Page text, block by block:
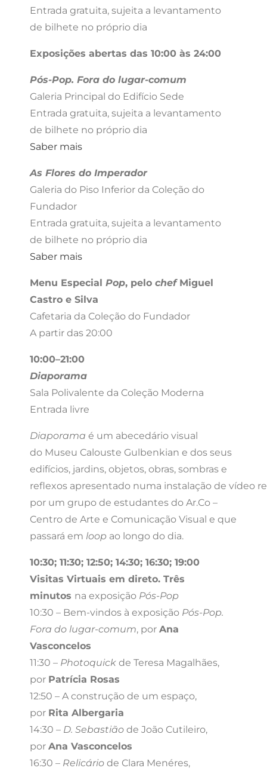
Entrada gratuita, sujeita a levantamento
de bilhete no próprio dia
Exposições abertas das 10:00 às 24:00
Pós-Pop. Fora do lugar-comum
Galeria Principal do Edifício Sede
Entrada gratuita, sujeita a levantamento
de bilhete no próprio dia
Saber mais
As Flores do Imperador
Galeria do Piso Inferior da Coleção do
Fundador
Entrada gratuita, sujeita a levantamento
de bilhete no próprio dia
Saber mais
Menu Especial Pop, pelo chefMiguel
Castro e Silva
Cafetaria da Coleção do Fundador
A partir das 20:00
10:00–21:00
Diaporama
Sala Polivalente da Coleção Moderna
Entrada livre
Diaporama é um abecedário visual
do Museu Calouste Gulbenkian e dos seus
edifícios, jardins, objetos, obras, sombras e
reflexos apresentado numa instalação de vídeo
por um grupo de estudantes do Ar.Co –
Centro de Arte e Comunicação Visual e que
passará em loop ao longo do dia.
10:30; 11:30; 12:50; 14:30; 16:30; 19:00
Visitas Virtuais em direto. Três
minutos na exposição Pós-Pop
10:30 – Bem-vindos à exposição Pós-Pop.
Fora do lugar-comum, por Ana
Vasconcelos
11:30 – Photoquick de Teresa Magalhães,
por Patrícia Rosas
12:50 – A construção de um espaço,
por Rita Albergaria
14:30 – D. Sebastião de João Cutileiro,
por Ana Vasconcelos
16:30 – Relicário de Clara Menéres,